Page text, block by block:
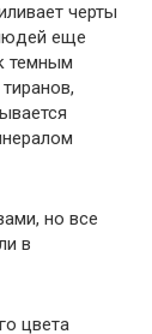
черты
еще
темным
но все
в
цвета